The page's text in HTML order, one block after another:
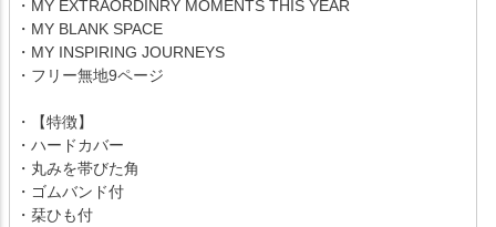
・MY EXTRAORDINRY MOMENTS THIS YEAR
・MY BLANK SPACE
・MY INSPIRING JOURNEYS
・フリー無地9ページ
・【特徴】
・ハードカバー
・丸みを帯びた角
・ゴムバンド付
・栞ひも付